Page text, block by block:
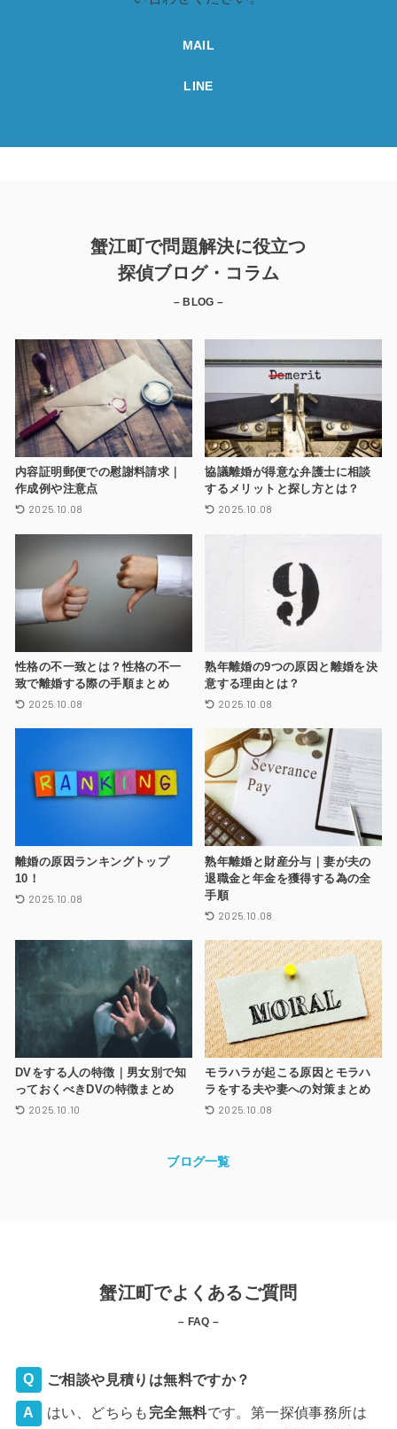
MAIL
LINE
蟹江町で問題解決に役立つ
探偵ブログ・コラム
– BLOG –
内容証明郵便での慰謝料請求｜
作成例や注意点
2025.10.08
協議離婚が得意な弁護士に相談
するメリットと探し方とは？
2025.10.08
性格の不一致とは？性格の不一
致で離婚する際の手順まとめ
2025.10.08
熟年離婚の9つの原因と離婚を決
意する理由とは？
2025.10.08
離婚の原因ランキングトップ
10！
2025.10.08
熟年離婚と財産分与｜妻が夫の
退職金と年金を獲得する為の全
手順
2025.10.08
DVをする人の特徴｜男女別で知
っておくべきDVの特徴まとめ
2025.10.10
モラハラが起こる原因とモラハ
ラをする夫や妻への対策まとめ
2025.10.08
ブログ一覧
蟹江町でよくあるご質問
– FAQ –
ご相談や見積りは無料ですか？
はい、どちらも 完全無料です。第一探偵事務所は